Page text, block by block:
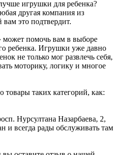
игрушки для ребенка?
другая компания из
вам это подтвердит.
может помочь вам в выборе
ребенка. Игрушки уже давно
не только мог развлечь себя,
моторику, логику и многое
таких категорий, как:
Нурсултана Назарбаева, 2,
и всегда рады обслуживать там